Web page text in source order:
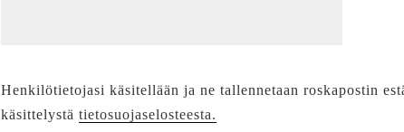
Henkilötietojasi käsitellään ja ne tallennetaan roskapostin
käsittelystä tietosuojaselosteesta.